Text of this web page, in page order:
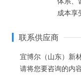
成本享
联系供应商
宜博尔（山东）新
请将您要咨询的内